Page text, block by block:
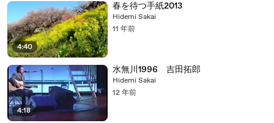
4:40
春を待つ手紙2013
Hidemi Sakai
11 年前
4:18
水無川1996 吉田拓郎
Hidemi Sakai
12 年前